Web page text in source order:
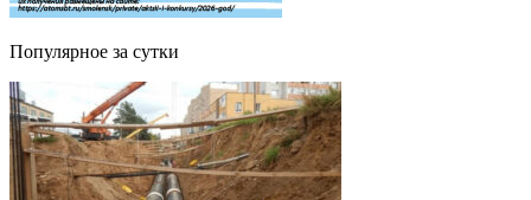
Популярное за сутки